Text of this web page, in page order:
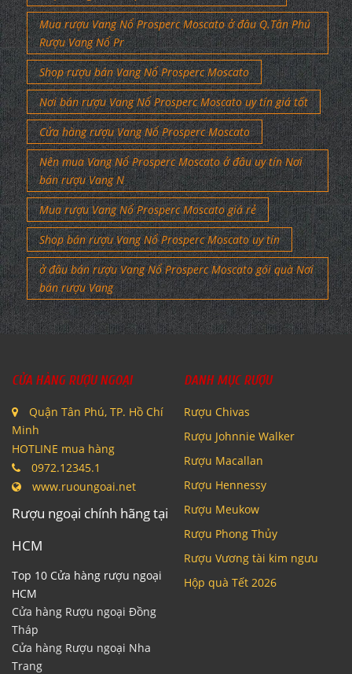
Mua rượu Vang Nổ Prosperc Moscato ở đâu Q.Tân Phú
Rượu Vang Nổ Pr
Shop rượu bán Vang Nổ Prosperc Moscato
Nơi bán rượu Vang Nổ Prosperc Moscato uy tín giá tốt
Cửa hàng rượu Vang Nổ Prosperc Moscato
Nên mua Vang Nổ Prosperc Moscato ở đâu uy tín Nơi
bán rượu Vang N
Mua rượu Vang Nổ Prosperc Moscato giá rẻ
Shop bán rượu Vang Nổ Prosperc Moscato uy tín
ở đâu bán rượu Vang Nổ Prosperc Moscato gói quà Nơi
bán rượu Vang
CỬA HÀNG RƯỢU NGOẠI
Quận Tân Phú, TP. Hồ Chí
Minh
HOTLINE mua hàng
0972.12345.1
www.ruoungoai.net
Rượu ngoại chính hãng tại
HCM
Top 10 Cửa hàng rượu ngoại
HCM
Cửa hàng Rượu ngoại Đồng
Tháp
Cửa hàng Rượu ngoại Nha
Trang
DANH MỤC RƯỢU
Rượu Chivas
Rượu Johnnie Walker
Rượu Macallan
Rượu Hennessy
Rượu Meukow
Rượu Phong Thủy
Rượu Vương tài kim ngưu
Hộp quà Tết 2026